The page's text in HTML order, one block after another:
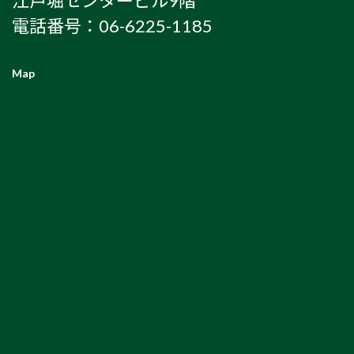
電話番号：06-6225-1185
Map